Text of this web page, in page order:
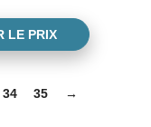
LE PRIX
34 35 →